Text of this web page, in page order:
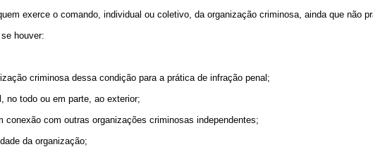
exerce o comando, individual ou coletivo, da organização criminosa, ainda que não
houver:
criminosa dessa condição para a prática de infração penal;
no todo ou em parte, ao exterior;
com outras organizações criminosas independentes;
da organização;